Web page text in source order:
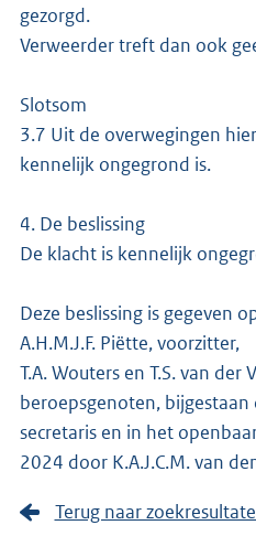
gezorgd.
Verweerder treft dan ook
Slotsom
3.7 Uit de overwegingen
kennelijk ongegrond is.
4. De beslissing
De klacht is kennelijk
Deze beslissing is gegeven
A.H.M.J.F. Piëtte, voorzitter,
T.A. Wouters en T.S. van der
beroepsgenoten, bijgestaan
secretaris en in het
2024 door K.A.J.C.M. van
Terug naar